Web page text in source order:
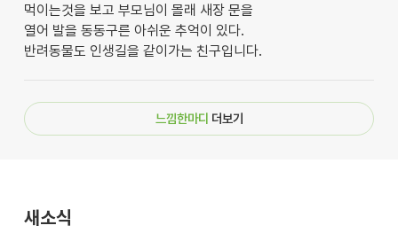
먹이는것을 보고 부모님이 몰래 새장 문을
열어 발을 동동구른 아쉬운 추억이 있다.
반려동물도 인생길을 같이가는 친구입니다.
느낌한마디 더보기
새소식